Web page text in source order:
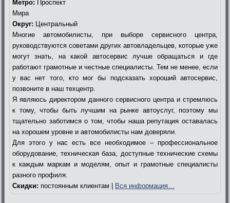
Метро: Проспект
Мира
Округ: Центральный
Многие автомобилисты, при выборе сервисного центра,
руководствуются советами других автовладельцев, которые уже
могут знать, на какой автосервис лучше обращаться и где
работают грамотные и честные специалисты. Тем не менее, если
у вас нет того, кто мог бы подсказать хороший автосервис,
позвоните в наш техцентр.
Я являюсь директором данного сервисного центра и стремлюсь
к тому, чтобы быть лучшим на рынке автоуслуг, поэтому мы
тщательно заботимся о том, чтобы наша репутация оставалась
на хорошем уровне и автомобилисты нам доверяли.
Для этого у нас есть все необходимое – профессиональное
оборудование, техническая база, доступные технические схемы
к каждым маркам и моделям, опыт и грамотные специалисты
разного профиля.
Скидки: постоянным клиентам | Вся информация…